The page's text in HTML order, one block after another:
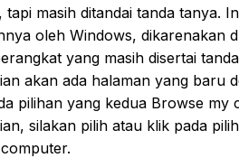
tapi masih ditandai tanda tanya.
oleh Windows, dikarenakan
yang masih disertai
akan ada halaman yang baru
pilihan yang kedua Browse
silakan pilih atau klik pada